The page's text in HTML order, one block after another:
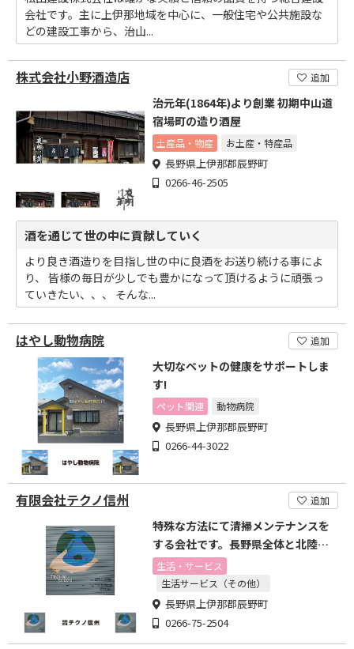
会社です。主に上伊那地域を中心に、一般住宅や公共施設な
どの建設工事から、治山...
株式会社小野酒造店 追加
治元年(1864年)より創業 初期中山道
宿場町の造り酒屋
土産品・物産 お土産・特産品
長野県上伊那郡辰野町
0266-46-2505
酒を通じて世の中に貢献していく
より良き酒造りを目指し世の中に良酒をお送り続ける事によ
り、 皆様の毎日が少しでも豊かになって頂けるように頑張っ
ていきたい、、、 そんな...
はやし動物病院 追加
大切なペットの健康をサポートしま
す!
ペット関連 動物病院
長野県上伊那郡辰野町
0266-44-3022
有限会社テクノ信州 追加
特殊な方法にて清掃メンテナンスを
する会社です。長野県全体と北陸ま
で仕事があります。
生活・サービス
生活サービス（その他）
長野県上伊那郡辰野町
0266-75-2504